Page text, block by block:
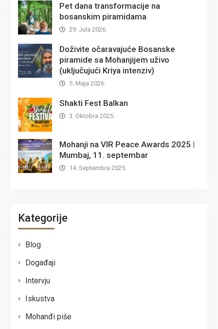
Pet dana transformacije na
bosanskim piramidama
29. Jula 2026.
Doživite očaravajuće Bosanske
piramide sa Mohanjijem uživo
(uključujući Kriya intenziv)
5. Maja 2026.
Shakti Fest Balkan
3. Oktobra 2025.
Mohanji na VIR Peace Awards 2025 |
Mumbaj, 11. septembar
14. Septembra 2025.
Kategorije
Blog
Događaji
Intervju
Iskustva
Mohanđi piše